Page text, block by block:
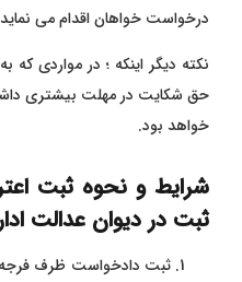
درخواست خواهان اقدام می
نکته دیگر اینکه ؛ در مواردی
حق شکایت در مهلت بیشتری
خواهد بود.
شرایط و نحوه ثبت
ثبت در دیوان عدالت
ثبت دادخواست ظرف فرجه